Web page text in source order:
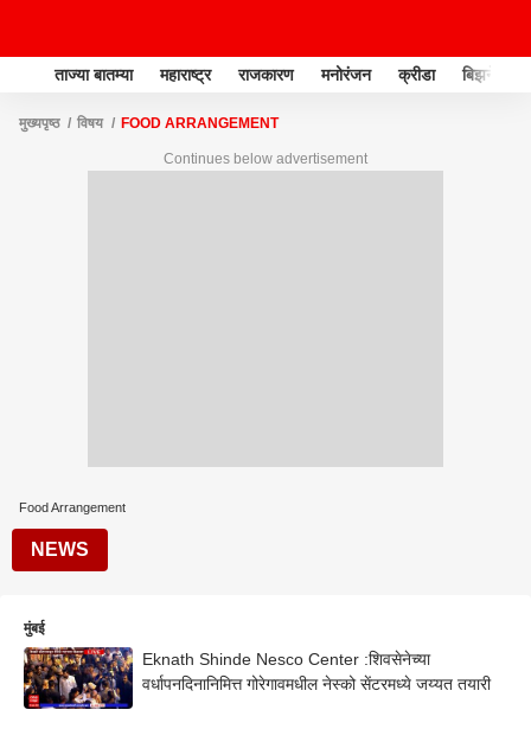
ताज्या बातम्या महाराष्ट्र राजकारण मनोरंजन क्रीडा बिझनेस
मुख्यपृष्ठ विषय FOOD ARRANGEMENT
Continues below advertisement
Food Arrangement
NEWS
मुंबई
Eknath Shinde Nesco Center :शिवसेनेच्या
वर्धापनदिनानिमित्त गोरेगावमधील नेस्को सेंटरमध्ये जय्यत तयारी